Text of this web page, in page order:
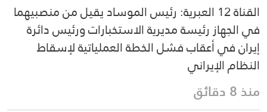
القناة 12 العبرية: رئيس الموساد يقيل من منصبيهما
في الجهاز رئيسة مديرية الاستخبارات ورئيس دائرة
إيران في أعقاب فشل الخطة العملياتية لإسقاط
النظام الإيراني
منذ 8 دقائق